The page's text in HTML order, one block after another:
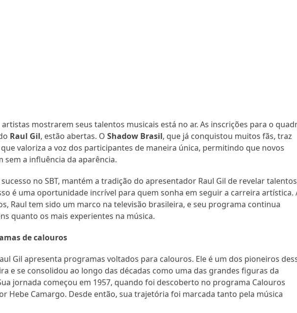
mostrarem seus talentos musicais está no ar. As inscrições para o
Raul Gil, estão abertas. OShadow Brasil, que já conquistou muitos fãs, traz
valoriza a voz dos participantes de maneira única, permitindo que novos
sem a influência da aparência.
no SBT, mantém a tradição do apresentador Raul Gil de revelar talentos
é uma oportunidade incrível para quem sonha em seguir a carreira artística.
Raul tem sido um marco na televisão brasileira, e seu programa continua
quanto os mais experientes na música.
de calouros
Gil apresenta programas voltados para calouros. Ele é um dos pioneiros
e se consolidou ao longo das décadas como uma das grandes figuras da
jornada começou em 1957, quando foi descoberto no programa Calouros
Hebe Camargo. Desde então, sua trajetória foi marcada tanto pela música